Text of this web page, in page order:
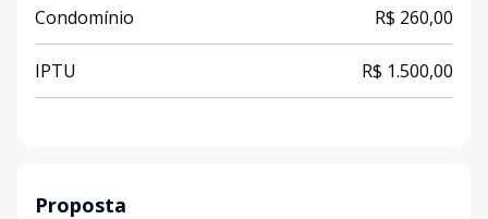
Condomínio R$ 260,00
IPTU R$ 1.500,00
Proposta